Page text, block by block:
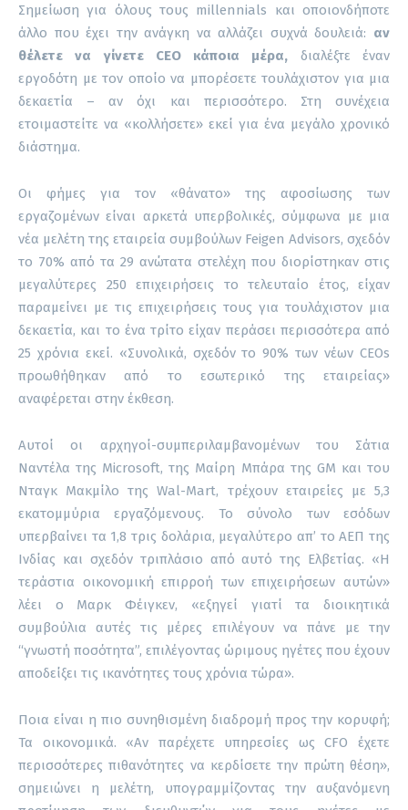
Σημείωση για όλους τους millennials και οποιονδήποτε
άλλο που έχει την ανάγκη να αλλάζει συχνά δουλειά: αν
θέλετε να γίνετε CEΟ κάποια μέρα, διαλέξτε έναν
εργοδότη με τον οποίο να μπορέσετε τουλάχιστον για μια
δεκαετία – αν όχι και περισσότερο. Στη συνέχεια
ετοιμαστείτε να «κολλήσετε» εκεί για ένα μεγάλο χρονικό
διάστημα.
Οι φήμες για τον «θάνατο» της αφοσίωσης των
εργαζομένων είναι αρκετά υπερβολικές, σύμφωνα με μια
νέα μελέτη της εταιρεία συμβούλων Feigen Advisors, σχεδόν
το 70% από τα 29 ανώτατα στελέχη που διορίστηκαν στις
μεγαλύτερες 250 επιχειρήσεις το τελευταίο έτος, είχαν
παραμείνει με τις επιχειρήσεις τους για τουλάχιστον μια
δεκαετία, και το ένα τρίτο είχαν περάσει περισσότερα από
25 χρόνια εκεί. «Συνολικά, σχεδόν το 90% των νέων CEOs
προωθήθηκαν από το εσωτερικό της εταιρείας»
αναφέρεται στην έκθεση.
Αυτοί οι αρχηγοί-συμπεριλαμβανομένων του Σάτια
Ναντέλα της Microsoft, της Μαίρη Μπάρα της GM και του
Νταγκ Μακμίλο της Wal-Mart, τρέχουν εταιρείες με 5,3
εκατομμύρια εργαζόμενους. Το σύνολο των εσόδων
υπερβαίνει τα 1,8 τρις δολάρια, μεγαλύτερο απ’ το ΑΕΠ της
Ινδίας και σχεδόν τριπλάσιο από αυτό της Ελβετίας. «H
τεράστια οικονομική επιρροή των επιχειρήσεων αυτών»
λέει ο Μαρκ Φέιγκεν, «εξηγεί γιατί τα διοικητικά
συμβούλια αυτές τις μέρες επιλέγουν να πάνε με την
“γνωστή ποσότητα”, επιλέγοντας ώριμους ηγέτες που έχουν
αποδείξει τις ικανότητες τους χρόνια τώρα».
Ποια είναι η πιο συνηθισμένη διαδρομή προς την κορυφή;
Τα οικονομικά. «Αν παρέχετε υπηρεσίες ως CFO έχετε
περισσότερες πιθανότητες να κερδίσετε την πρώτη θέση»,
σημειώνει η μελέτη, υπογραμμίζοντας την αυξανόμενη